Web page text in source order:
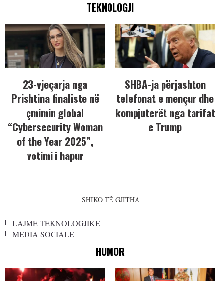
TEKNOLOGJI
23-vjeçarja nga
Prishtina finaliste në
çmimin global
“Cybersecurity Woman
of the Year 2025”,
votimi i hapur
SHBA-ja përjashton
telefonat e mençur dhe
kompjuterët nga tarifat
e Trump
SHIKO TË GJITHA
LAJME TEKNOLOGJIKE
MEDIA SOCIALE
HUMOR